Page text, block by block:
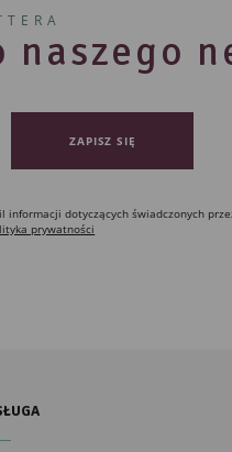
naszego
dotyczących świadczonych
prywatności